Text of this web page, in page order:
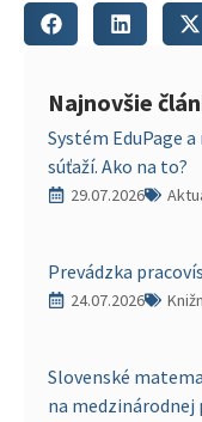
Najnovšie
Systém EduPage
súťaží. Ako na to?
29.07.2026
Prevádzka
24.07.2026
Slovenské
na medzinárodnej